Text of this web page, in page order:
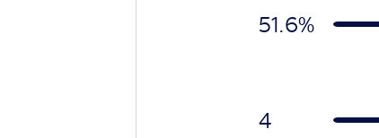
51.6%
4